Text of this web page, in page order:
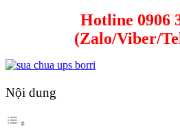
Hotline 0906
(Zalo/Viber/
Nội dung